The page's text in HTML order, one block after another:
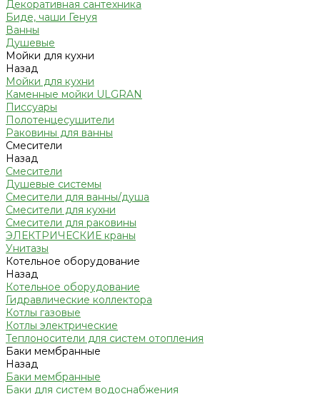
Декоративная сантехника
Биде, чаши Генуя
Ванны
Душевые
Мойки для кухни
Назад
Мойки для кухни
Каменные мойки ULGRAN
Писсуары
Полотенцесушители
Раковины для ванны
Смесители
Назад
Смесители
Душевые системы
Смесители для ванны/душа
Смесители для кухни
Смесители для раковины
ЭЛЕКТРИЧЕСКИЕ краны
Унитазы
Котельное оборудование
Назад
Котельное оборудование
Гидравлические коллектора
Котлы газовые
Котлы электрические
Теплоносители для систем отопления
Баки мембранные
Назад
Баки мембранные
Баки для систем водоснабжения